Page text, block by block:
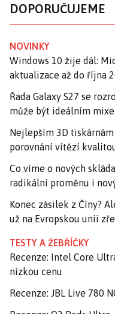
DOPORUČUJEME
NOVINKY
Windows 10 žije dál:
aktualizace až do října
Řada Galaxy S27 se
může být ideálním
Nejlepším 3D
porovnání vítězí
Co víme o nových
radikální proměnu i
Konec zásilek z Číny?
už na Evropskou unii
TESTY A ŽEBŘÍČKY
Recenze: Intel Core
nízkou cenu
Recenze: JBL Live 780